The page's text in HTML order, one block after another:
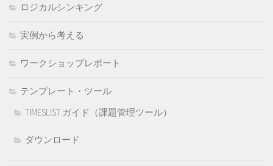
ロジカルシンキング
実例から考える
ワークショップレポート
テンプレート・ツール
TIMESLIST ガイド（課題管理ツール）
ダウンロード